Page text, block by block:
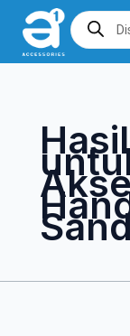
Lewati
konten
Products
search
Cari
untuk: